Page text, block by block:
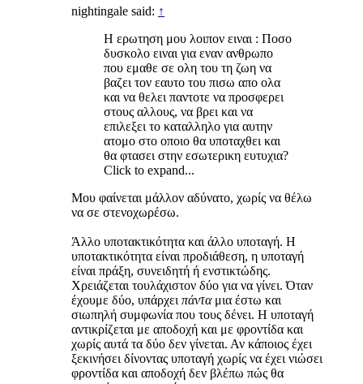
nightingale said: ↑
Η ερωτηση μου λοιπον ειναι : Ποσο
δυσκολο ειναι για εναν ανθρωπο
που εμαθε σε ολη του τη ζωη να
βαζει τον εαυτο του πισω απο ολα
και να θελει παντοτε να προσφερει
στους αλλους, να βρει και να
επιλεξει το καταλληλο για αυτην
ατομο στο οποιο θα υποταχθει και
θα φτασει στην εσωτερικη ευτυχια?
Click to expand...
Μου φαίνεται μάλλον αδύνατο, χωρίς να θέλω
να σε στενοχωρέσω.
Άλλο υποτακτικότητα και άλλο υποταγή. Η
υποτακτικότητα είναι προδιάθεση, η υποταγή
είναι πράξη, συνειδητή ή ενστικτώδης.
Χρειάζεται τουλάχιστον δύο για να γίνει. Όταν
έχουμε δύο, υπάρχει πάνταμια έστω και
σιωπηλή συμφωνία που τους δένει. Η υποταγή
αντικρίζεται με αποδοχή και με φροντίδα και
χωρίς αυτά τα δύο δεν γίνεται. Αν κάποιος έχει
ξεκινήσει δίνοντας υποταγή χωρίς να έχει νιώσει
φροντίδα και αποδοχή δεν βλέπω πώς θα